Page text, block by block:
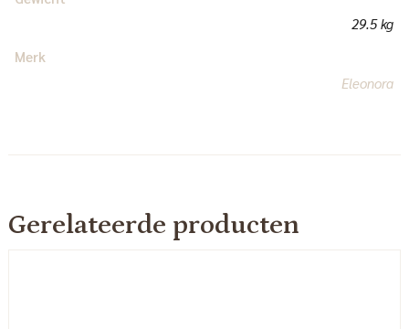
29.5 kg
Merk
Eleonora
Gerelateerde producten